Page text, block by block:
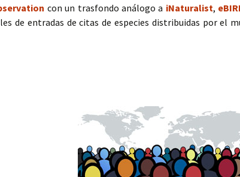
con un trasfondo análogo a iNaturalist,
de entradas de citas de especies distribuidas por el
de biodiversidad mundial